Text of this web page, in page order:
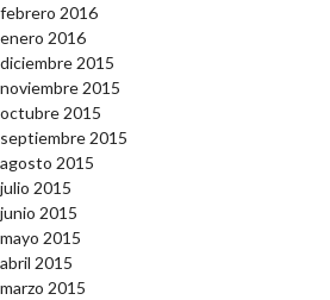
febrero 2016
enero 2016
diciembre 2015
noviembre 2015
octubre 2015
septiembre 2015
agosto 2015
julio 2015
junio 2015
mayo 2015
abril 2015
marzo 2015